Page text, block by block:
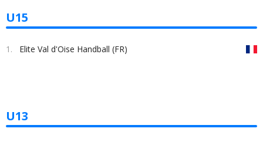
U15
1. Elite Val d'Oise Handball (FR)
U13